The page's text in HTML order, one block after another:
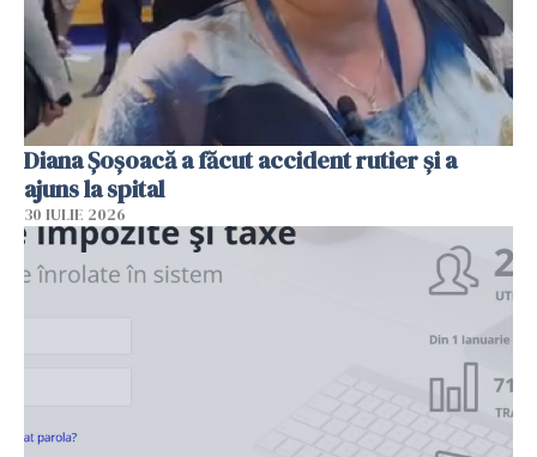
Diana Șoșoacă a făcut accident rutier și a
ajuns la spital
30 IULIE 2026